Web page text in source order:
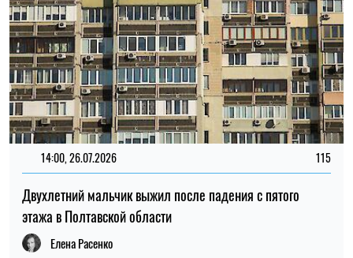
14:00, 26.07.2026 115
Двухлетний мальчик выжил после падения с пятого
этажа в Полтавской области
Елена Расенко